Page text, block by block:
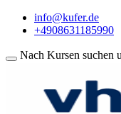
info@kufer.de
+4908631185990
Nach Kursen suchen